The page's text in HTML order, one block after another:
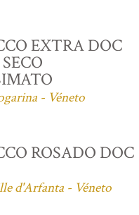
EXTRA DOC
- Véneto
ROSADO DOC
d'Arfanta - Véneto